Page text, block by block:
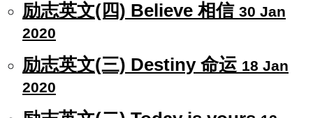
励志英文(四) Believe 相信 30 Jan
2020
励志英文(三) Destiny 命运 18 Jan
2020